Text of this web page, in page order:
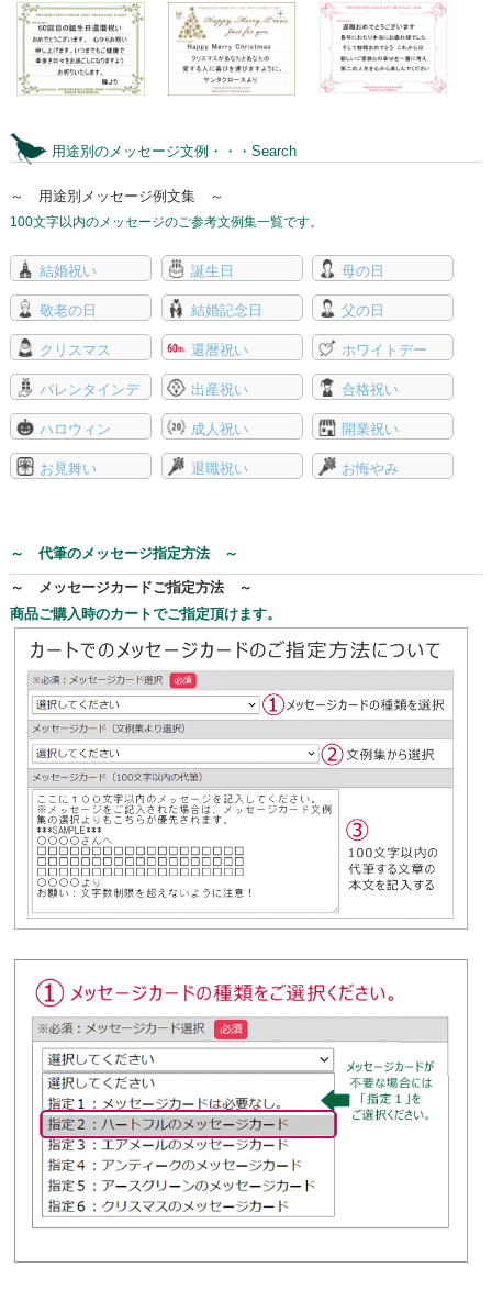
用途別のメッセージ文例・・・Search
～ 用途別メッセージ例文集 ～
100文字以内のメッセージのご参考文例集一覧です。
結婚祝い 誕生日 母の日
敬老の日 結婚記念日 父の日
クリスマス 還暦祝い ホワイトデー
バレンタインデ
ー
出産祝い 合格祝い
ハロウィン 成人祝い 開業祝い
お見舞い 退職祝い お悔やみ
～ 代筆のメッセージ指定方法 ～
～ メッセージカードご指定方法 ～
商品ご購入時のカートでご指定頂けます。